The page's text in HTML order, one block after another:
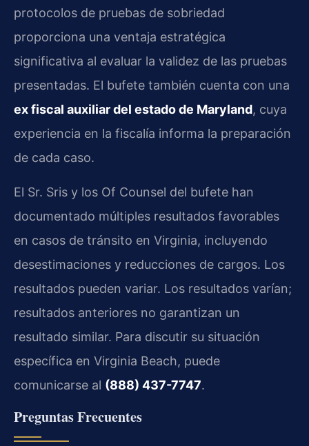
protocolos de pruebas de sobriedad
proporciona una ventaja estratégica
significativa al evaluar la validez de las pruebas
presentadas. El bufete también cuenta con una
ex fiscal auxiliar del estado de Maryland, cuya
experiencia en la fiscalía informa la preparación
de cada caso.
El Sr. Sris y los Of Counsel del bufete han
documentado múltiples resultados favorables
en casos de tránsito en Virginia, incluyendo
desestimaciones y reducciones de cargos. Los
resultados pueden variar. Los resultados varían;
resultados anteriores no garantizan un
resultado similar. Para discutir su situación
específica en Virginia Beach, puede
comunicarse al (888) 437-7747.
Preguntas Frecuentes